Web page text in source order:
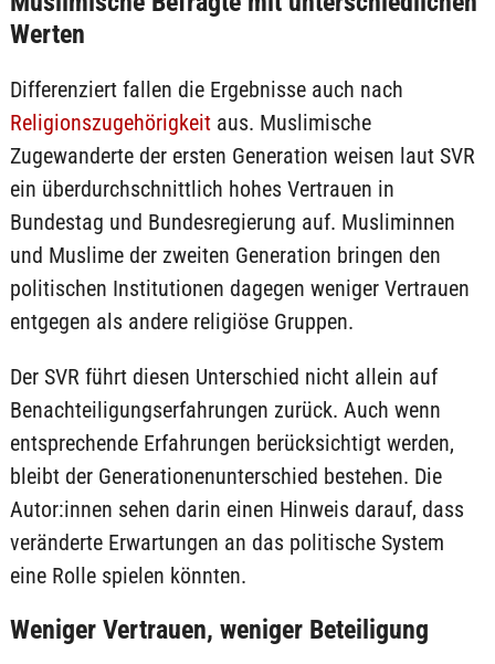
Werten
Differenziert fallen die Ergebnisse auch nach
Religionszugehörigkeitaus. Muslimische
Zugewanderte der ersten Generation weisen laut SVR
ein überdurchschnittlich hohes Vertrauen in
Bundestag und Bundesregierung auf. Musliminnen
und Muslime der zweiten Generation bringen den
politischen Institutionen dagegen weniger Vertrauen
entgegen als andere religiöse Gruppen.
Der SVR führt diesen Unterschied nicht allein auf
Benachteiligungserfahrungen zurück. Auch wenn
entsprechende Erfahrungen berücksichtigt werden,
bleibt der Generationenunterschied bestehen. Die
Autor:innen sehen darin einen Hinweis darauf, dass
veränderte Erwartungen an das politische System
eine Rolle spielen könnten.
Weniger Vertrauen, weniger Beteiligung